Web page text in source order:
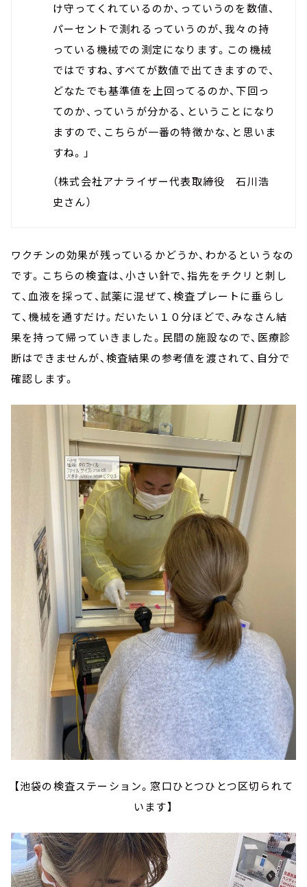
け守ってくれているのか、っていうのを数値、
パーセントで測れるっていうのが、我々の持
っている機械での測定になります。この機械
ではですね、すべてが数値で出てきますので、
どなたでも基準値を上回ってるのか、下回っ
てのか、っていうが分かる、ということになり
ますので、こちらが一番の特徴かな、と思いま
すね。」
（株式会社アナライザー代表取締役 石川浩
史さん）
ワクチンの効果が残っているかどうか、わかるというなの
です。こちらの検査は、小さい針で、指先をチクリと刺し
て、血液を採って、試薬に混ぜて、検査プレートに垂らし
て、機械を通すだけ。だいたい１０分ほどで、みなさん結
果を持って帰っていきました。民間の施設なので、医療診
断はできませんが、検査結果の参考値を渡されて、自分で
確認します。
【池袋の検査ステーション。窓口ひとつひとつ区切られて
います】